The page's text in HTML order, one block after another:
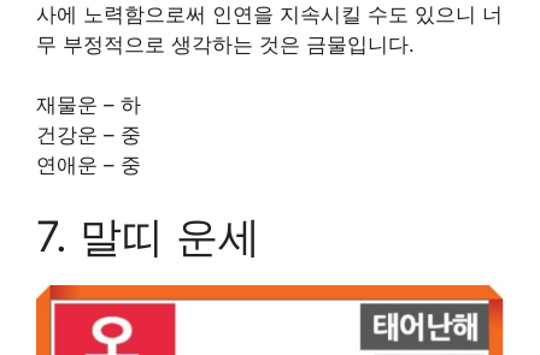
사에 노력함으로써 인연을 지속시킬 수도 있으니 너
무 부정적으로 생각하는 것은 금물입니다.
재물운 – 하
건강운 – 중
연애운 – 중
7. 말띠 운세